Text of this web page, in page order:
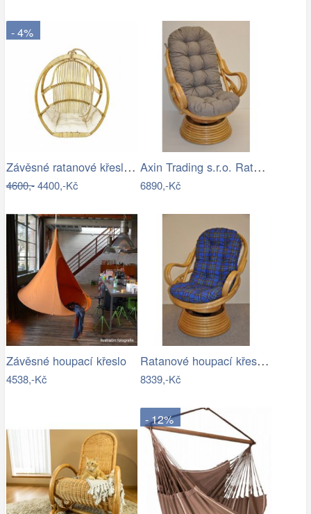
- 4%
Závěsné ratanové křeslo GOLDIE - světlý…
4600,-4400,-Kč
Axin Trading s.r.o. Ratanové houpací…
6890,-Kč
Závěsné houpací křeslo
4538,-Kč
Ratanové houpací křeslo - AX
8339,-Kč
- 12%